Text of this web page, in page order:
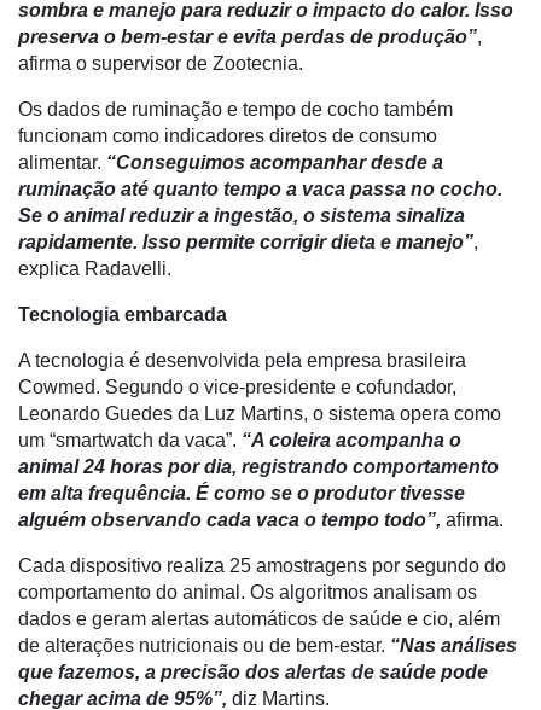
CHB
sombra e manejo para reduzir o impacto do calor. Isso
preserva o bem-estar e evita perdas de produção”,
afirma o supervisor de Zootecnia.
Os dados de ruminação e tempo de cocho também
funcionam como indicadores diretos de consumo
alimentar. “Conseguimos acompanhar desde a
ruminação até quanto tempo a vaca passa no cocho.
Se o animal reduzir a ingestão, o sistema sinaliza
rapidamente. Isso permite corrigir dieta e manejo”,
explica Radavelli.
Tecnologia embarcada
A tecnologia é desenvolvida pela empresa brasileira
Cowmed. Segundo o vice-presidente e cofundador,
Leonardo Guedes da Luz Martins, o sistema opera como
um “smartwatch da vaca”. “A coleira acompanha o
animal 24 horas por dia, registrando comportamento
em alta frequência. É como se o produtor tivesse
alguém observando cada vaca o tempo todo”, afirma.
Cada dispositivo realiza 25 amostragens por segundo do
comportamento do animal. Os algoritmos analisam os
dados e geram alertas automáticos de saúde e cio, além
de alterações nutricionais ou de bem-estar. “Nas análises
que fazemos, a precisão dos alertas de saúde pode
chegar acima de 95%”, diz Martins.